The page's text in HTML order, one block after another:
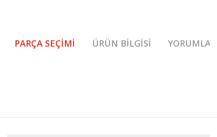
PARÇA SEÇIMI ÜRÜN BILGISI YORUMLAR
Mocha Sehpa Set